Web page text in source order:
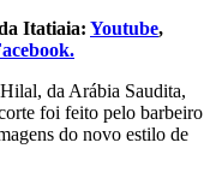
Itatiaia: Youtube,
da Arábia Saudita,
foi feito pelo barbeiro
do novo estilo de